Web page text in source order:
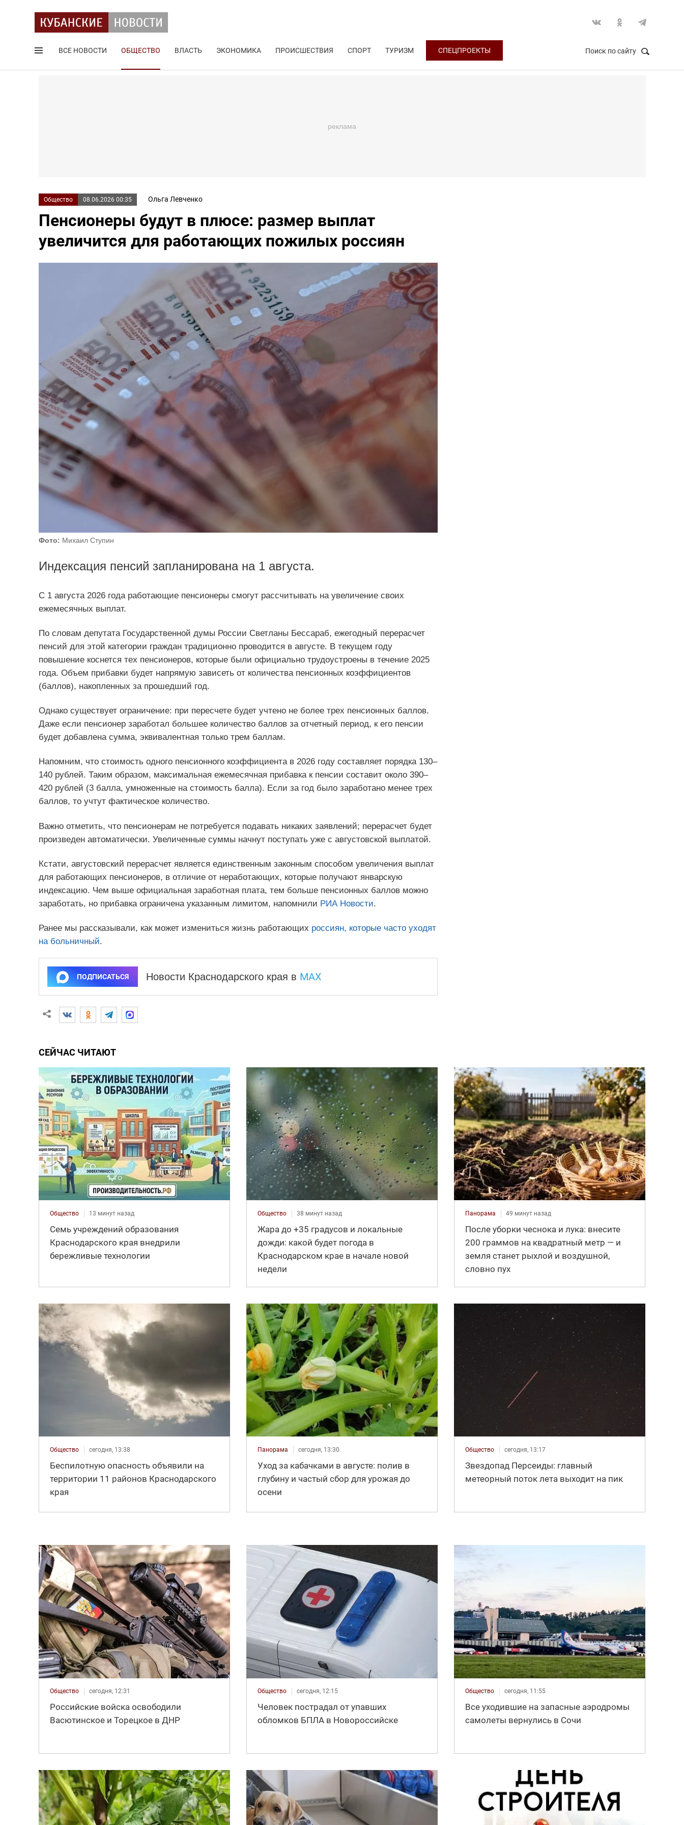
ВСЕ НОВОСТИ ОБЩЕСТВО ВЛАСТЬ ЭКОНОМИКА ПРОИСШЕСТВИЯ СПОРТ ТУРИЗМ СПЕЦПРОЕКТЫ Поиск по сайту
Общество 08.06.2026 00:35 Ольга Левченко
Пенсионеры будут в плюсе: размер выплат
увеличится для работающих пожилых россиян
Фото: Михаил Ступин
Индексация пенсий запланирована на 1 августа.
С 1 августа 2026 года работающие пенсионеры смогут рассчитывать на увеличение своих
ежемесячных выплат.
По словам депутата Государственной думы России Светланы Бессараб, ежегодный перерасчет
пенсий для этой категории граждан традиционно проводится в августе. В текущем году
повышение коснется тех пенсионеров, которые были официально трудоустроены в течение 2025
года. Объем прибавки будет напрямую зависеть от количества пенсионных коэффициентов
(баллов), накопленных за прошедший год.
Однако существует ограничение: при пересчете будет учтено не более трех пенсионных баллов.
Даже если пенсионер заработал большее количество баллов за отчетный период, к его пенсии
будет добавлена сумма, эквивалентная только трем баллам.
Напомним, что стоимость одного пенсионного коэффициента в 2026 году составляет порядка 130–
140 рублей. Таким образом, максимальная ежемесячная прибавка к пенсии составит около 390–
420 рублей (3 балла, умноженные на стоимость балла). Если за год было заработано менее трех
баллов, то учтут фактическое количество.
Важно отметить, что пенсионерам не потребуется подавать никаких заявлений; перерасчет будет
произведен автоматически. Увеличенные суммы начнут поступать уже с августовской выплатой.
Кстати, августовский перерасчет является единственным законным способом увеличения выплат
для работающих пенсионеров, в отличие от неработающих, которые получают январскую
индексацию. Чем выше официальная заработная плата, тем больше пенсионных баллов можно
заработать, но прибавка ограничена указанным лимитом, напомнили РИА Новости.
Ранее мы рассказывали, как может измениться жизнь работающих россиян, которые часто уходят
на больничный.
ПОДПИСАТЬСЯ Новости Краснодарского края в MAX
СЕЙЧАС ЧИТАЮТ
Общество 13 минут назад
Семь учреждений образования
Краснодарского края внедрили
бережливые технологии
Общество 38 минут назад
Жара до +35 градусов и локальные
дожди: какой будет погода в
Краснодарском крае в начале новой
недели
Панорама 49 минут назад
После уборки чеснока и лука: внесите
200 граммов на квадратный метр — и
земля станет рыхлой и воздушной,
словно пух
Общество сегодня, 13:38
Беспилотную опасность объявили на
территории 11 районов Краснодарского
края
Панорама сегодня, 13:30
Уход за кабачками в августе: полив в
глубину и частый сбор для урожая до
осени
Общество сегодня, 13:17
Звездопад Персеиды: главный
метеорный поток лета выходит на пик
Общество сегодня, 12:31
Российские войска освободили
Васютинское и Торецкое в ДНР
Общество сегодня, 12:15
Человек пострадал от упавших
обломков БПЛА в Новороссийске
Общество сегодня, 11:55
Все уходившие на запасные аэродромы
самолеты вернулись в Сочи